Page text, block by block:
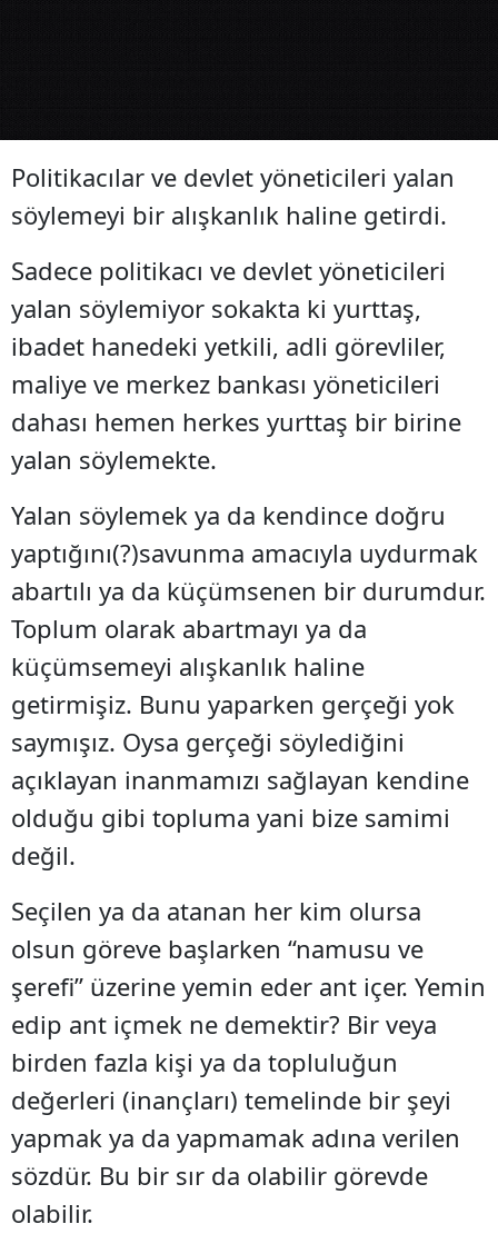
Politikacılar ve devlet yöneticileri yalan
söylemeyi bir alışkanlık haline getirdi.
Sadece politikacı ve devlet yöneticileri
yalan söylemiyor sokakta ki yurttaş,
ibadet hanedeki yetkili, adli görevliler,
maliye ve merkez bankası yöneticileri
dahası hemen herkes yurttaş bir birine
yalan söylemekte.
Yalan söylemek ya da kendince doğru
yaptığını(?)savunma amacıyla uydurmak
abartılı ya da küçümsenen bir durumdur.
Toplum olarak abartmayı ya da
küçümsemeyi alışkanlık haline
getirmişiz. Bunu yaparken gerçeği yok
saymışız. Oysa gerçeği söylediğini
açıklayan inanmamızı sağlayan kendine
olduğu gibi topluma yani bize samimi
değil.
Seçilen ya da atanan her kim olursa
olsun göreve başlarken “namusu ve
şerefi” üzerine yemin eder ant içer. Yemin
edip ant içmek ne demektir? Bir veya
birden fazla kişi ya da topluluğun
değerleri (inançları) temelinde bir şeyi
yapmak ya da yapmamak adına verilen
sözdür. Bu bir sır da olabilir görevde
olabilir.